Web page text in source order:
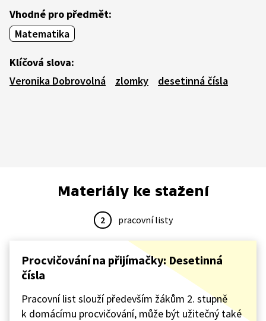
Vhodné pro předmět:
Matematika
Klíčová slova:
Veronika Dobrovolná
zlomky desetinná čísla
Materiály ke stažení
2 pracovní listy
Procvičování na přijímačky: Desetinná
čísla
Pracovní list slouží především žákům 2. stupně
k domácímu procvičování, může být užitečný také